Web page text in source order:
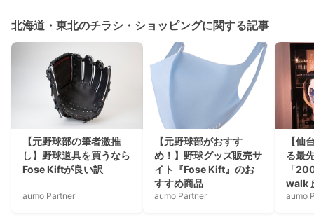
北海道・東北のチラシ・ショッピングに関する記事
【元野球部の筆者激推
し】野球道具を買うなら
Fose Kiftが良い訳
aumo Partner
【元野球部がおすす
め！】野球グッズ販売サ
イト『Fose Kift』のお
すすめ商品
aumo Partner
【仙
る最
「
walk
って
aumo